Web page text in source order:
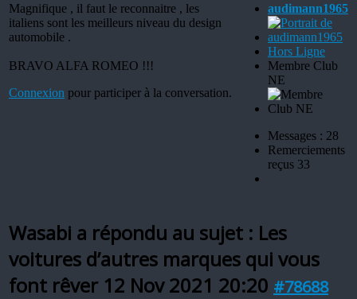
Magnifique , il faut le reconnaitre , les
italiens sont les meilleurs niveau du design
automobile .
BRAVO ALFA ROMEO !!!
Connexion pour participer à la conversation.
audimann1965
Hors Ligne
Membre Club
NE
Messages : 28
Remerciements
reçus 33
Wasabi a répondu au sujet : Les
voitures d’autres marques qui vous
font rêver 12 Nov 2021 20:20 #78688